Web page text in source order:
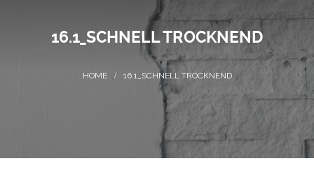
16.1_SCHNELL TROCKNEND
16.1_SCHNELL TROCKNEND